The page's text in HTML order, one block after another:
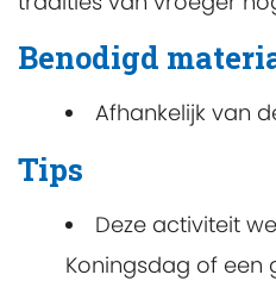
Benodigd
Afhankelijk van
Tips
Deze activiteit
Koningsdag of een